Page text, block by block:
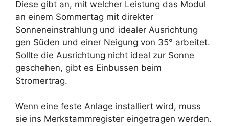
Diese gibt an, mit welcher Leistung das Modul
an einem Sommertag mit direkter
Sonneneinstrahlung und idealer Ausrichtung
gen Süden und einer Neigung von 35° arbeitet.
Sollte die Ausrichtung nicht ideal zur Sonne
geschehen, gibt es Einbussen beim
Stromertrag.
Wenn eine feste Anlage installiert wird, muss
sie ins Merkstammregister eingetragen werden.